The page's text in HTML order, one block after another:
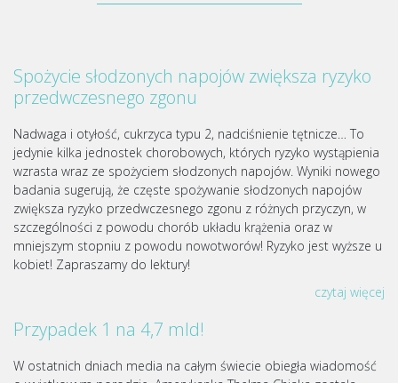
Spożycie słodzonych napojów zwiększa ryzyko
przedwczesnego zgonu
Nadwaga i otyłość, cukrzyca typu 2, nadciśnienie tętnicze… To
jedynie kilka jednostek chorobowych, których ryzyko wystąpienia
wzrasta wraz ze spożyciem słodzonych napojów. Wyniki nowego
badania sugerują, że częste spożywanie słodzonych napojów
zwiększa ryzyko przedwczesnego zgonu z różnych przyczyn, w
szczególności z powodu chorób układu krążenia oraz w
mniejszym stopniu z powodu nowotworów! Ryzyko jest wyższe u
kobiet! Zapraszamy do lektury!
czytaj więcej
Przypadek 1 na 4,7 mld!
W ostatnich dniach media na całym świecie obiegła wiadomość